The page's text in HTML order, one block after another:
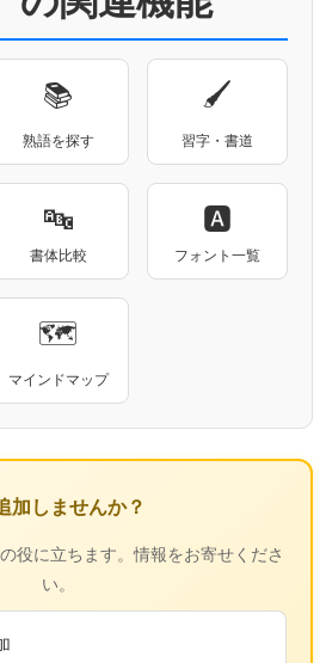
📚
熟語を探す
🖌
習字・書道
🔤
書体比較
🅰
フォント一覧
🗺
マインドマップ
加しませんか？
役に立ちます。情報をお寄せくださ
い。